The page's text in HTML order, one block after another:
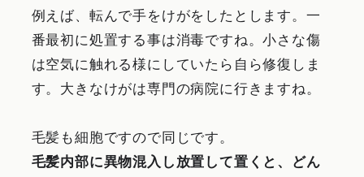
例えば、転んで手をけがをしたとします。一
番最初に処置する事は消毒ですね。小さな傷
は空気に触れる様にしていたら自ら修復しま
す。大きなけがは専門の病院に行きますね。
毛髪も細胞ですので同じです。
毛髪内部に異物混入し放置して置くと、どん